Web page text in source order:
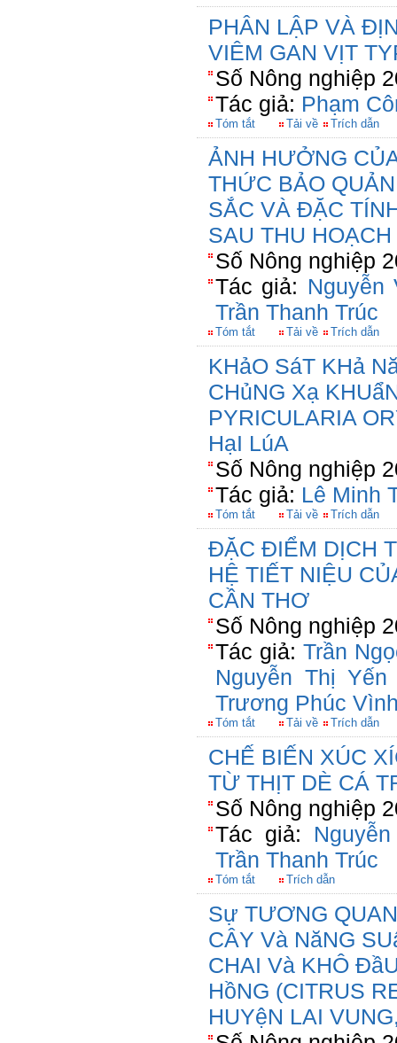
PHÂN LẬP VÀ
VIÊM GAN VỊT
Số Nông nghiệp
Tác giả: Phạm
Tóm tắt Tải về Trích dẫn
ẢNH HƯỞNG
THỨC BẢO
SẮC VÀ ĐẶC
SAU THU HOẠCH
Số Nông nghiệp
Tác giả: Nguyễn
Trần Thanh Trúc
Tóm tắt Tải về Trích dẫn
KHảO SáT KHả
CHủNG Xạ
PYRICULARIA
HạI LúA
Số Nông nghiệp
Tác giả: Lê Minh
Tóm tắt Tải về Trích dẫn
ĐẶC ĐIỂM DỊCH
HỆ TIẾT NIỆU
CẦN THƠ
Số Nông nghiệp
Tác giả:Trần
Nguyễn Thị Yến
Trương Phúc
Tóm tắt Tải về Trích dẫn
CHẾ BIẾN XÚC
TỪ THỊT DÈ CÁ
Số Nông nghiệp
Tác giả:
Trần Thanh Trúc
Tóm tắt Trích dẫn
Sự TƯƠNG
CÂY Và NăNG
CHAI Và KHÔ
HồNG (CITRUS
HUYệN LAI